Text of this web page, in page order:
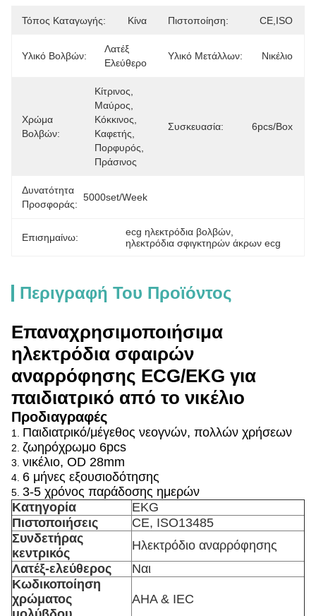
Τόπος Καταγωγής: Κίνα Πιστοποίηση: CE,ISO
Υλικό Βολβών:
Λατέξ
Ελεύθερο
Υλικό Μετάλλων: Νικέλιο
Χρώμα
Βολβών:
Κίτρινος,
Μαύρος,
Κόκκινος,
Καφετής,
Πορφυρός,
Πράσινος
Συσκευασία: 6pcs/box
Δυνατότητα
Προσφοράς:
5000set/week
Επισημαίνω: ecg ηλεκτρόδια βολβών
ηλεκτρόδια σφιγκτηρών άκρων ecg
Περιγραφή Του Προϊόντος
Επαναχρησιμοποιήσιμα
ηλεκτρόδια σφαιρών
αναρρόφησης ECG/EKG για
παιδιατρικό από το νικέλιο
Προδιαγραφές
1. Παιδιατρικό/μέγεθος νεογνών, πολλών χρήσεων
2. ζωηρόχρωμο 6pcs
3. νικέλιο, OD 28mm
4. 6 μήνες εξουσιοδότησης
5. 3-5 χρόνος παράδοσης ημερών
Κατηγορία
EKG
Πιστοποιήσεις
CE, ISO13485
Συνδετήρας
κεντρικός
Ηλεκτρόδιο αναρρόφησης
Λατέξ-ελεύθερος
Ναι
Κωδικοποίηση
χρώματος
AHA & IEC